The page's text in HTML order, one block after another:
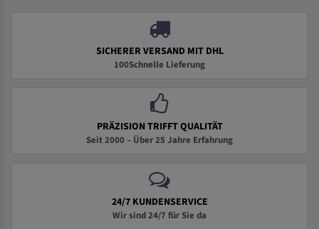
SICHERER VERSAND MIT DHL
100Schnelle Lieferung
PRÄZISION TRIFFT QUALITÄT
Seit 2000 – Über 25 Jahre Erfahrung
24/7 KUNDENSERVICE
Wir sind 24/7 für Sie da